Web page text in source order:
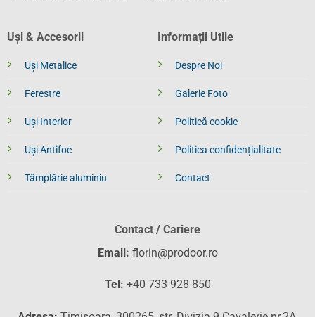
Uși & Accesorii
Uși Metalice
Ferestre
Uși Interior
Uși Antifoc
Tâmplărie aluminiu
Informații Utile
Despre Noi
Galerie Foto
Politică cookie
Politica confidențialitate
Contact
Contact / Cariere
Email: florin@prodoor.ro
Tel: +40 733 928 850